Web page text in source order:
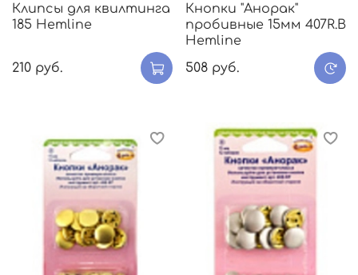
Клипсы для квилтинга
185 Hemline
210 руб.
Кнопки "Анорак"
пробивные 15мм 407R.B
Hemline
508 руб.